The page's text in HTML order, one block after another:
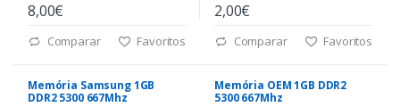
8,00€
Comparar Favoritos
2,00€
Comparar Favoritos
Memória Samsung 1GB
DDR2 5300 667Mhz
Memória OEM 1GB DDR2
5300 667Mhz